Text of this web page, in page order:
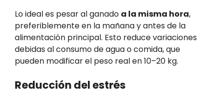
Lo ideal es pesar al ganado a la misma hora,
preferiblemente en la mañana y antes de la
alimentación principal. Esto reduce variaciones
debidas al consumo de agua o comida, que
pueden modificar el peso real en 10–20 kg.
Reducción del estrés